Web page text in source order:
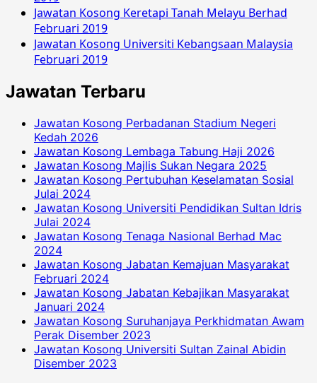
Jawatan Kosong Keretapi Tanah Melayu Berhad
Februari 2019
Jawatan Kosong Universiti Kebangsaan Malaysia
Februari 2019
Jawatan Terbaru
Jawatan Kosong Perbadanan Stadium Negeri
Kedah 2026
Jawatan Kosong Lembaga Tabung Haji 2026
Jawatan Kosong Majlis Sukan Negara 2025
Jawatan Kosong Pertubuhan Keselamatan Sosial
Julai 2024
Jawatan Kosong Universiti Pendidikan Sultan Idris
Julai 2024
Jawatan Kosong Tenaga Nasional Berhad Mac
2024
Jawatan Kosong Jabatan Kemajuan Masyarakat
Februari 2024
Jawatan Kosong Jabatan Kebajikan Masyarakat
Januari 2024
Jawatan Kosong Suruhanjaya Perkhidmatan Awam
Perak Disember 2023
Jawatan Kosong Universiti Sultan Zainal Abidin
Disember 2023